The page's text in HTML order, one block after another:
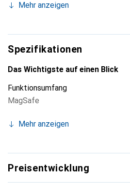
Smartphone. Die Marke Noreve ist
für den anspruchsvollen Kunden.
Mehr anzeigen
Spezifikationen
Das Wichtigste auf einen Blick
Funktionsumfang
MagSafe
Mehr anzeigen
Preisentwicklung